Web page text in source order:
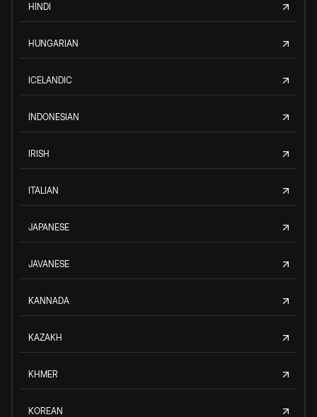
HINDI
HUNGARIAN
ICELANDIC
INDONESIAN
IRISH
ITALIAN
JAPANESE
JAVANESE
KANNADA
KAZAKH
KHMER
KOREAN